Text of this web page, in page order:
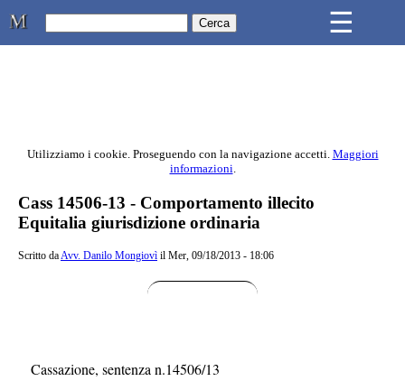
Studio Legale Mongiovì ☰
Contenuto principale della pagina
Utilizziamo i cookie. Proseguendo con la navigazione accetti. Maggiori
informazioni.
Cass 14506-13 - Comportamento illecito
Equitalia giurisdizione ordinaria
Scritto daAvv. Danilo Mongiovì il Mer, 09/18/2013 - 18:06
Cassazione, sentenza n.14506/13